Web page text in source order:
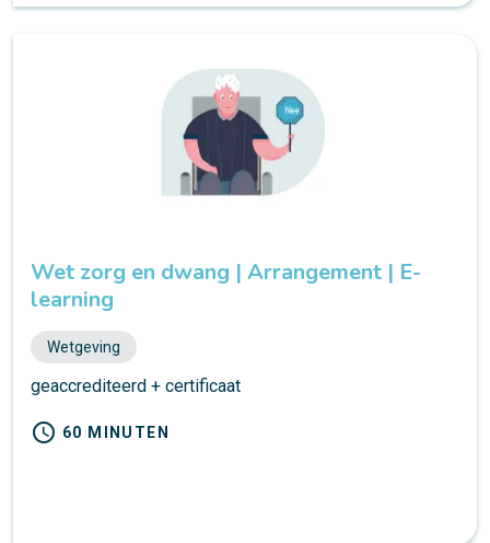
Wet zorg en dwang | Arrangement | E-
learning
Wetgeving
geaccrediteerd + certificaat
schedule 60 MINUTEN